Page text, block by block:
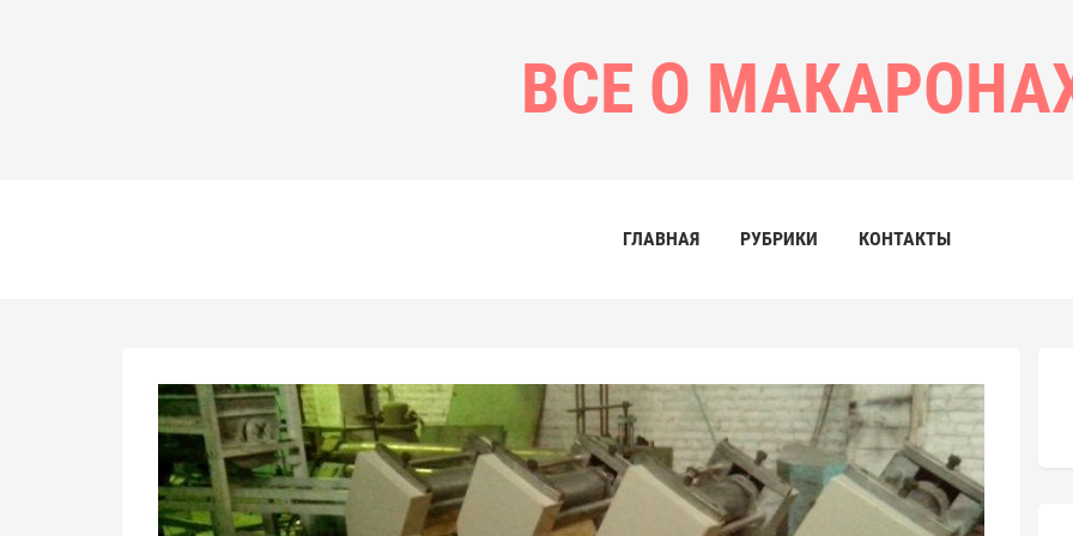
ВСЕ О
ГЛАВНАЯ РУБРИКИ КОНТАКТЫ